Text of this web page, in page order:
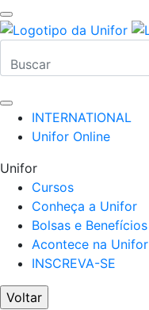
INTERNATIONAL
Unifor Online
Unifor
Cursos
Conheça a Unifor
Bolsas e Benefícios
Acontece na Unifor
INSCREVA-SE
Voltar